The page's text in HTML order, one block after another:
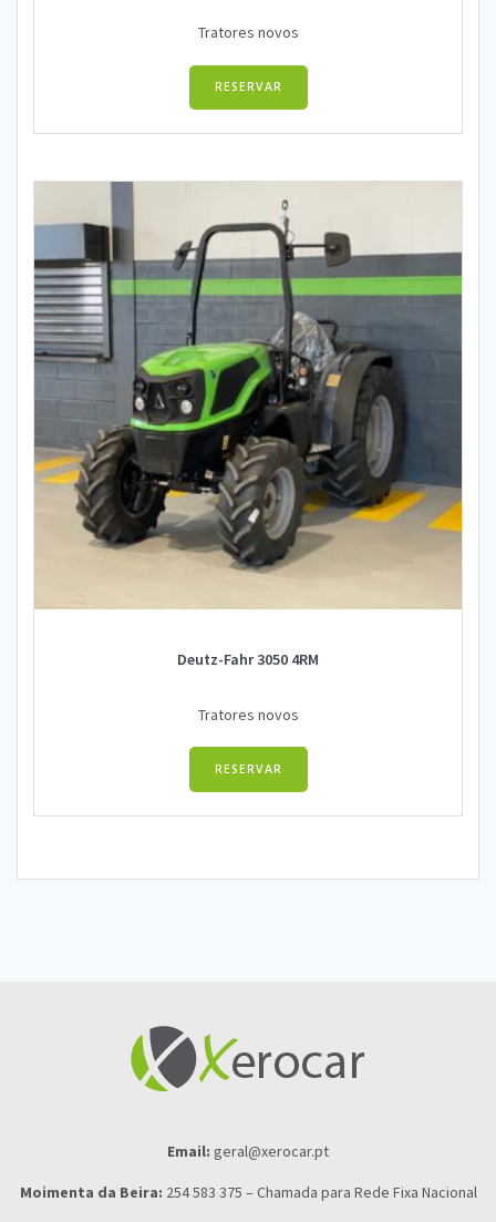
Tratores novos
RESERVAR
Deutz-Fahr 3050 4RM
Tratores novos
RESERVAR
Email: geral@xerocar.pt
Moimenta da Beira: 254 583 375 – Chamada para Rede Fixa Nacional